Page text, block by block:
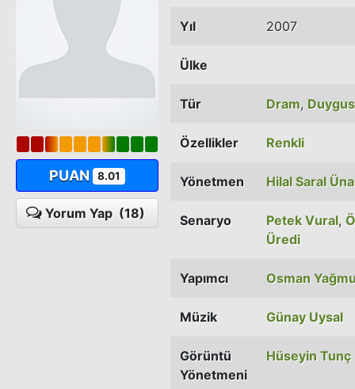
PUAN 8.01
Yorum Yap (18)
Yıl 2007
Ülke
Tür Dram,
Özellikler Renkli
Yönetmen Hilal Saral
Senaryo Petek Vural,
Üredi
Yapımcı Osman
Müzik Günay Uysal
Görüntü
Yönetmeni
Hüseyin Tunç